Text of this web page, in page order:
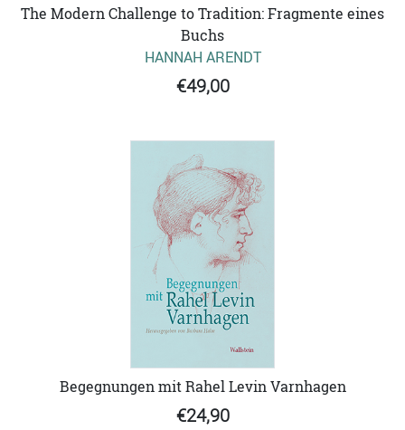
The Modern Challenge to Tradition: Fragmente eines
Buchs
HANNAH ARENDT
€49,00
Begegnungen mit Rahel Levin Varnhagen
€24,90